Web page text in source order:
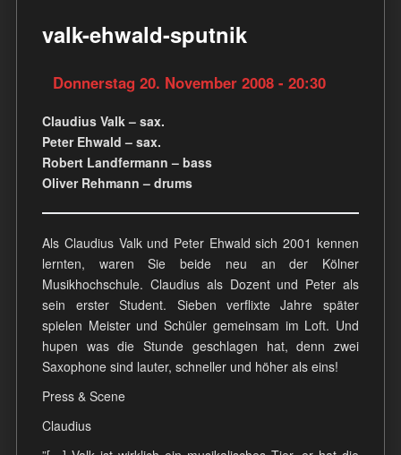
valk-ehwald-sputnik
Donnerstag 20. November 2008 - 20:30
Claudius Valk – sax.
Peter Ehwald – sax.
Robert Landfermann – bass
Oliver Rehmann – drums
Als Claudius Valk und Peter Ehwald sich 2001 kennen
lernten, waren Sie beide neu an der Kölner
Musikhochschule. Claudius als Dozent und Peter als
sein erster Student. Sieben verflixte Jahre später
spielen Meister und Schüler gemeinsam im Loft. Und
hupen was die Stunde geschlagen hat, denn zwei
Saxophone sind lauter, schneller und höher als eins!
Press & Scene
Claudius